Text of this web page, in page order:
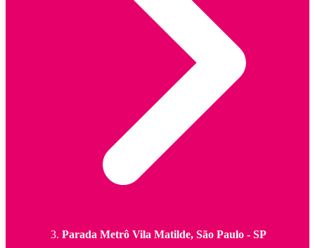
Parada Metrô Vila Matilde, São Paulo - SP